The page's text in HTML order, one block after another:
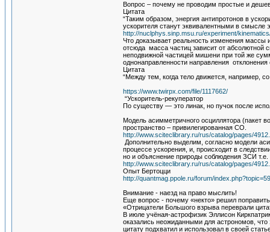
Вопрос – почему не проводим простые и
Цитата
“Таким образом, энергия антипротонов в
ускорителя станут эквивалентными в смысле
http://nuclphys.sinp.msu.ru/experiment/
Что доказывает реальность изменения массы
отсюда масса частиц зависит от абсолютной
неподвижной частицей мишени при той же
однонаправленности направления
Цитата
“Между тем, когда тело движется, например,
https://www.twirpx.com/file/1117662/
“Ускоритель-рекуператор
По существу — это линак, но пучок после
Модель асимметричного осциллятора (пакет
пространство – привилегированная СО.
http://www.sciteclibrary.ru/rus/catalog/pages/
Дополнительно выделим, согласно модели
процессе ускорения, и, происходит в
но и объяснение природы соблюдения ЗСИ
http://www.sciteclibrary.ru/rus/catalog/pages/
Опыт Бертоцци
http://quantmag.ppole.ru/forum/
Внимание - наезд на право мыслить!
Еще вопрос - почему «некто» решил
«Отрицатели Большого взрыва переврали
В июле учёная-астрофизик Эллисон
оказались неожиданными для астрономов,
цитату подхватил и использовал в своей